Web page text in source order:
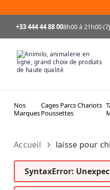
+33 444 44 88 008h00 à 21h00
Nos
Marques
Cages Parcs Chariots
Poussettes
Accueil laisse pour
SyntaxError: